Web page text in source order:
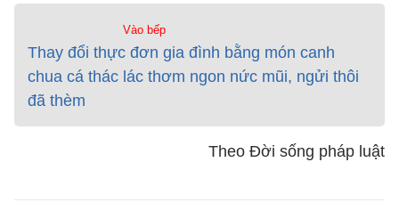
Vào bếp
Thay đổi thực đơn gia đình bằng món canh
chua cá thác lác thơm ngon nức mũi, ngửi thôi
đã thèm
Theo Đời sống pháp luật